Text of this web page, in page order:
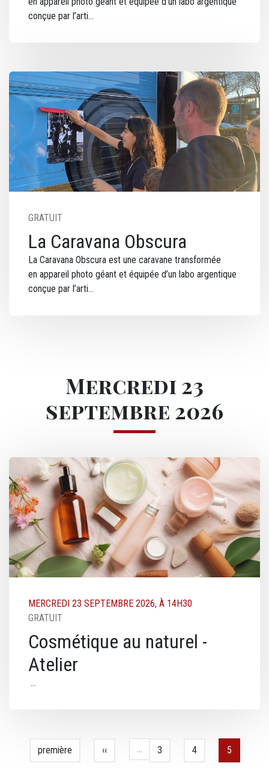
conçue par l’arti
Image
GRATUIT
La Caravana Obscura
La Caravana Obscura est une caravane transformée
en appareil photo géant et équipée d’un labo argentique
conçue par l’arti
Mercredi 23
septembre 2026
Image
MERCREDI 23 SEPTEMBRE 2026, À 14H30
GRATUIT
Cosmétique au naturel -
Atelier
Pagination
Première page
première Page précédente
‹‹ … Page
3 Page
4 Page
5